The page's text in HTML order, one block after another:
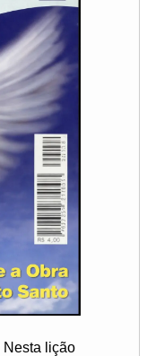
Nesta lição